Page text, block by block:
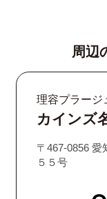
周辺
理容プラージ
カインズ
〒467-0856 愛
５５号